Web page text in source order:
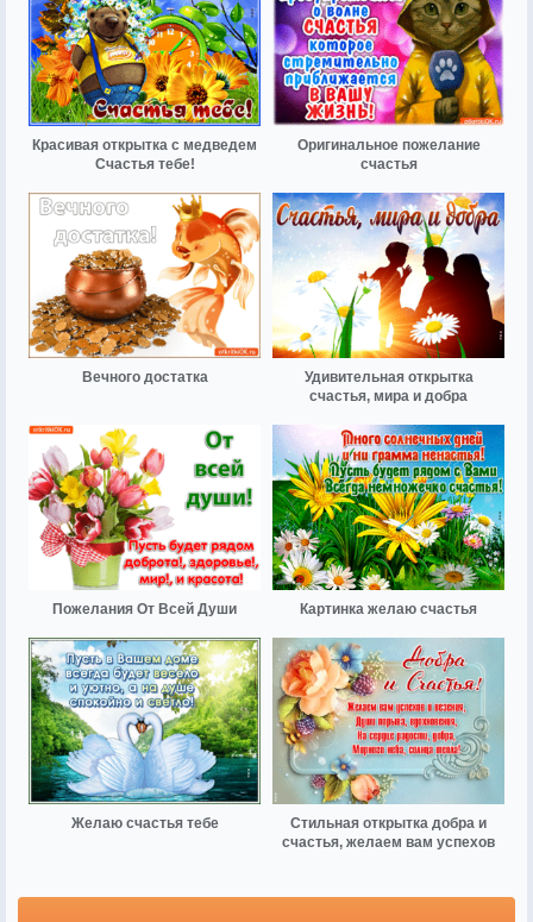
Красивая открытка с медведем
Счастья тебе!
Оригинальное пожелание
счастья
Вечного достатка
Удивительная открытка
счастья, мира и добра
Пожелания От Всей Души Картинка желаю счастья
Желаю счастья тебе
Стильная открытка добра и
счастья, желаем вам успехов